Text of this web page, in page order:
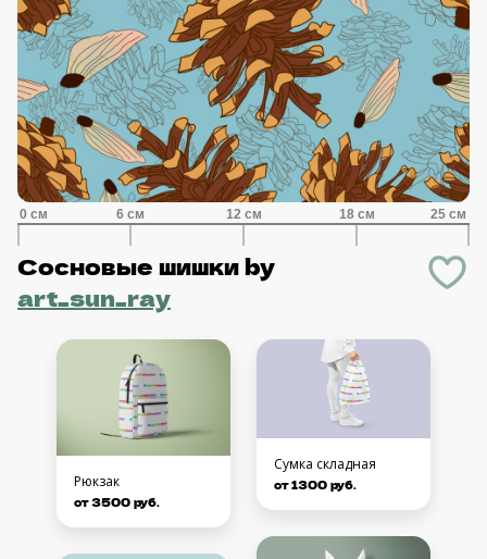
Сосновые шишкиby
art_sun_ray
Рюкзак
от 3500 руб.
Сумка складная
от 1300 руб.